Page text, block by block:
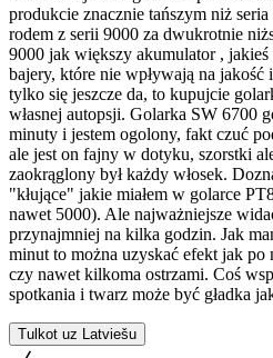
produkcie znacznie tańszym niż
rodem z serii 9000 za dwukrotnie
9000 jak większy akumulator ,
bajery, które nie wpływają na
tylko się jeszcze da, to kupujcie
własnej autopsji. Golarka SW 6700
minuty i jestem ogolony, fakt czuć
ale jest on fajny w dotyku, szorstki
zaokrąglony był każdy włosek.
"kłujące" jakie miałem w golarce
nawet 5000). Ale najważniejsze
przynajmniej na kilka godzin. Jak
minut to można uzyskać efekt jak po
czy nawet kilkoma ostrzami. Coś
spotkania i twarz może być gładka
Tulkot uz Latviešu